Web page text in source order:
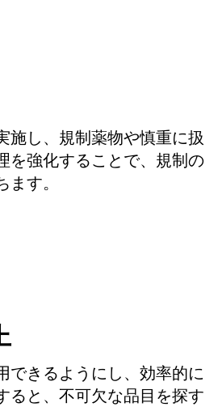
施し、規制薬物や慎重に扱
を強化することで、規制の
す。
できるようにし、効率的に
ると、不可欠な品目を探す